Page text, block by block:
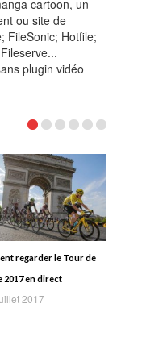
cartoon, un
ou site de
FileSonic; Hotfile;
plugin vidéo
regarder le Tour de
2017 en direct
2017